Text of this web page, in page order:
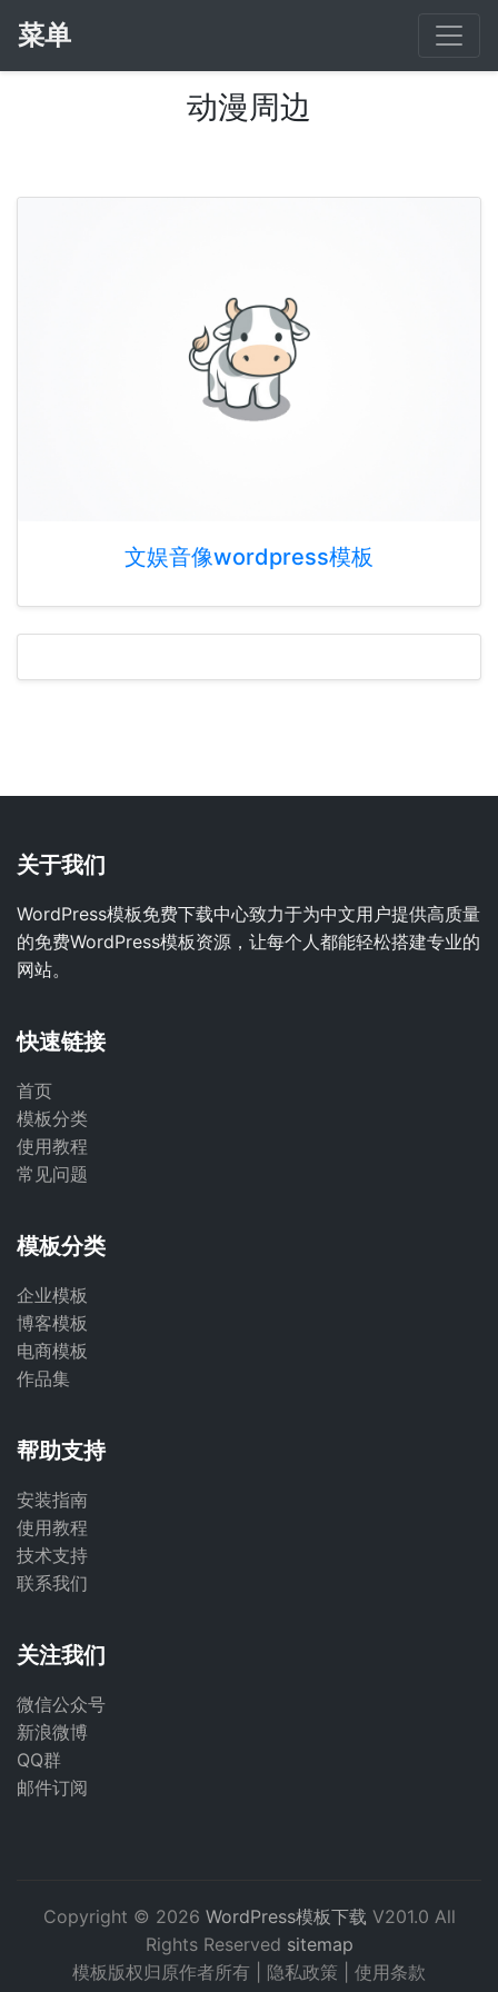
菜单
动漫周边
文娱音像wordpress模板
关于我们
WordPress模板免费下载中心致力于为中文用户提供高质量
的免费WordPress模板资源，让每个人都能轻松搭建专业的
网站。
快速链接
首页
模板分类
使用教程
常见问题
模板分类
企业模板
博客模板
电商模板
作品集
帮助支持
安装指南
使用教程
技术支持
联系我们
关注我们
微信公众号
新浪微博
QQ群
邮件订阅
Copyright © 2026 WordPress模板下载 V201.0 All
Rights Reserved sitemap
模板版权归原作者所有 | 隐私政策 使用条款